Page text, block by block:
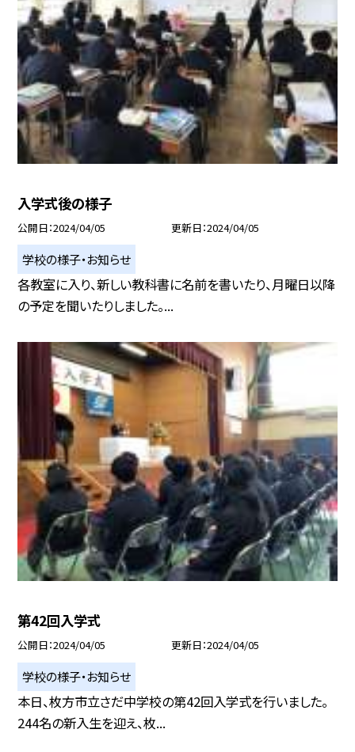
入学式後の様子
公開日 2024/04/05 更新日 2024/04/05
学校の様子・お知らせ
各教室に入り、新しい教科書に名前を書いたり、月曜日以降
の予定を聞いたりしました。...
第42回入学式
公開日 2024/04/05 更新日 2024/04/05
学校の様子・お知らせ
本日、枚方市立さだ中学校の第42回入学式を行いました。
244名の新入生を迎え、枚...